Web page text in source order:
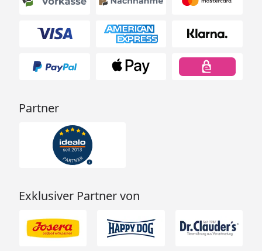
Partner
Exklusiver Partner von